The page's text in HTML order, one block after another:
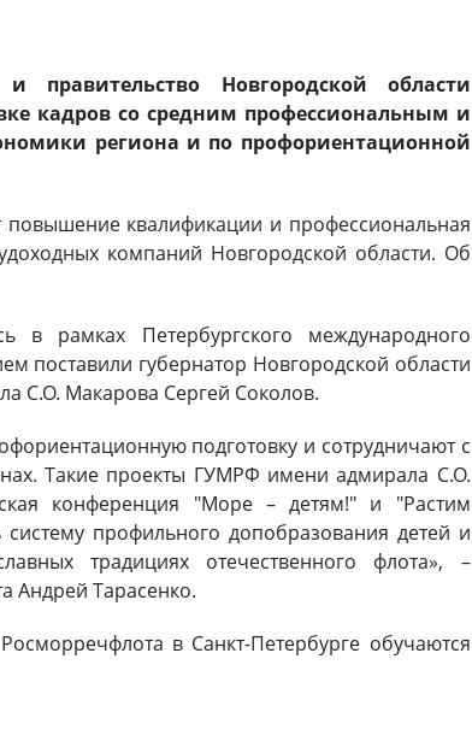
Новгородской области
кадров со средним профессиональным и
региона и по профориентационной
квалификации и профессиональная
компаний Новгородской области. Об
в рамках Петербургского международного
поставили губернатор Новгородской области
С.О. Макарова Сергей Соколов.
подготовку и сотрудничают с
Такие проекты ГУМРФ имени адмирала С.О.
конференция "Море – детям!" и "Растим
профильного допобразования детей и
традициях отечественного флота», –
Андрей Тарасенко.
в Санкт-Петербурге обучаются